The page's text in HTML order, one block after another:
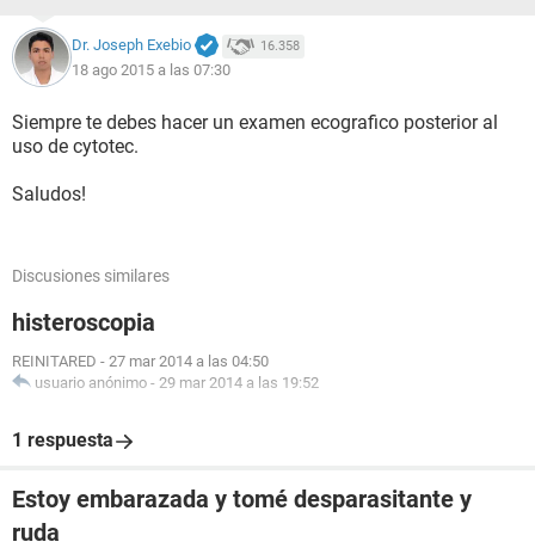
Dr. Joseph Exebio 16.358
18 ago 2015 a las 07:30
Siempre te debes hacer un examen ecografico posterior al
uso de cytotec.
Saludos!
Discusiones similares
histeroscopia
REINITARED - 27 mar 2014 a las 04:50
usuario anónimo - 29 mar 2014 a las 19:52
1 respuesta
Estoy embarazada y tomé desparasitante y
ruda